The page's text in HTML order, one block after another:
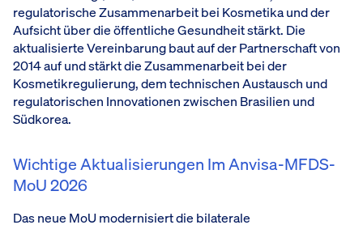
regulatorische Zusammenarbeit bei Kosmetika und der
Aufsicht über die öffentliche Gesundheit stärkt. Die
aktualisierte Vereinbarung baut auf der Partnerschaft von
2014 auf und stärkt die Zusammenarbeit bei der
Kosmetikregulierung, dem technischen Austausch und
regulatorischen Innovationen zwischen Brasilien und
Südkorea.
Wichtige Aktualisierungen Im Anvisa-MFDS-
MoU 2026
Das neue MoU modernisiert die bilaterale